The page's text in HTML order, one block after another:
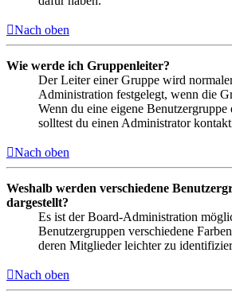
Nach oben
Wie werde ich Gruppenleiter?
Der Leiter einer Gruppe wird
Administration festgelegt, wenn die
Wenn du eine eigene Benutzergruppe
solltest du einen Administrator
Nach oben
Weshalb werden verschiedene
dargestellt?
Es ist der Board-Administration
Benutzergruppen verschiedene
deren Mitglieder leichter zu
Nach oben